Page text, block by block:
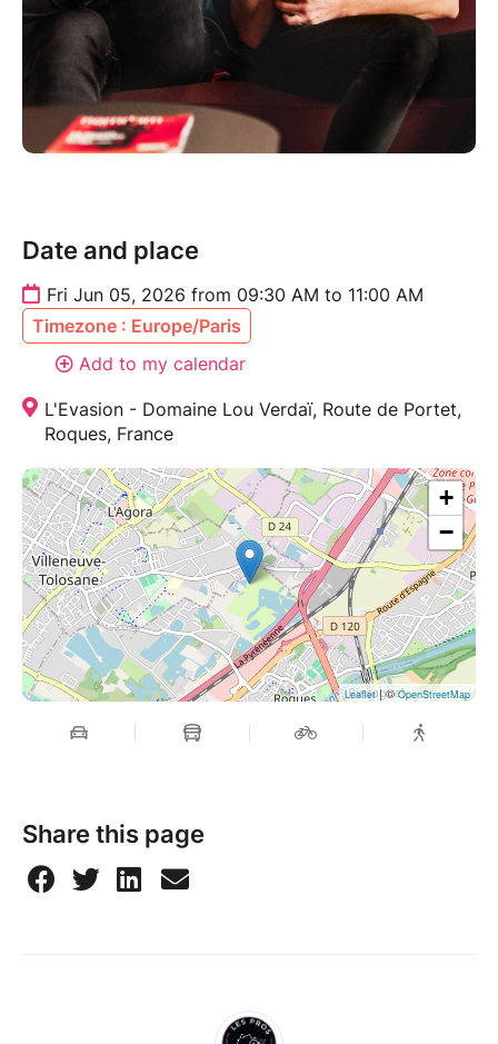
Date and place
Fri Jun 05, 2026 from 09:30 AM to 11:00 AM
Timezone : Europe/Paris
Add to my calendar
L'Evasion - Domaine Lou Verdaï, Route de Portet,
Roques, France
+
−
Leaflet| ©OpenStreetMap
Share this page